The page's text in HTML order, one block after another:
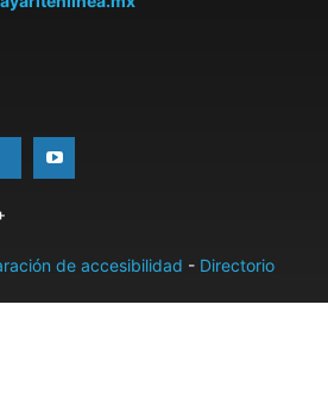
de accesibilidad - Directorio